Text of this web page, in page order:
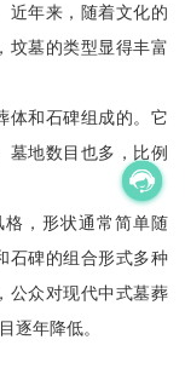
近年来，随着文化的
坟墓的类型显得丰富
体和石碑组成的。它
墓地数目也多，比例
，形状通常简单随
石碑的组合形式多种
公众对现代中式墓葬
逐年降低。